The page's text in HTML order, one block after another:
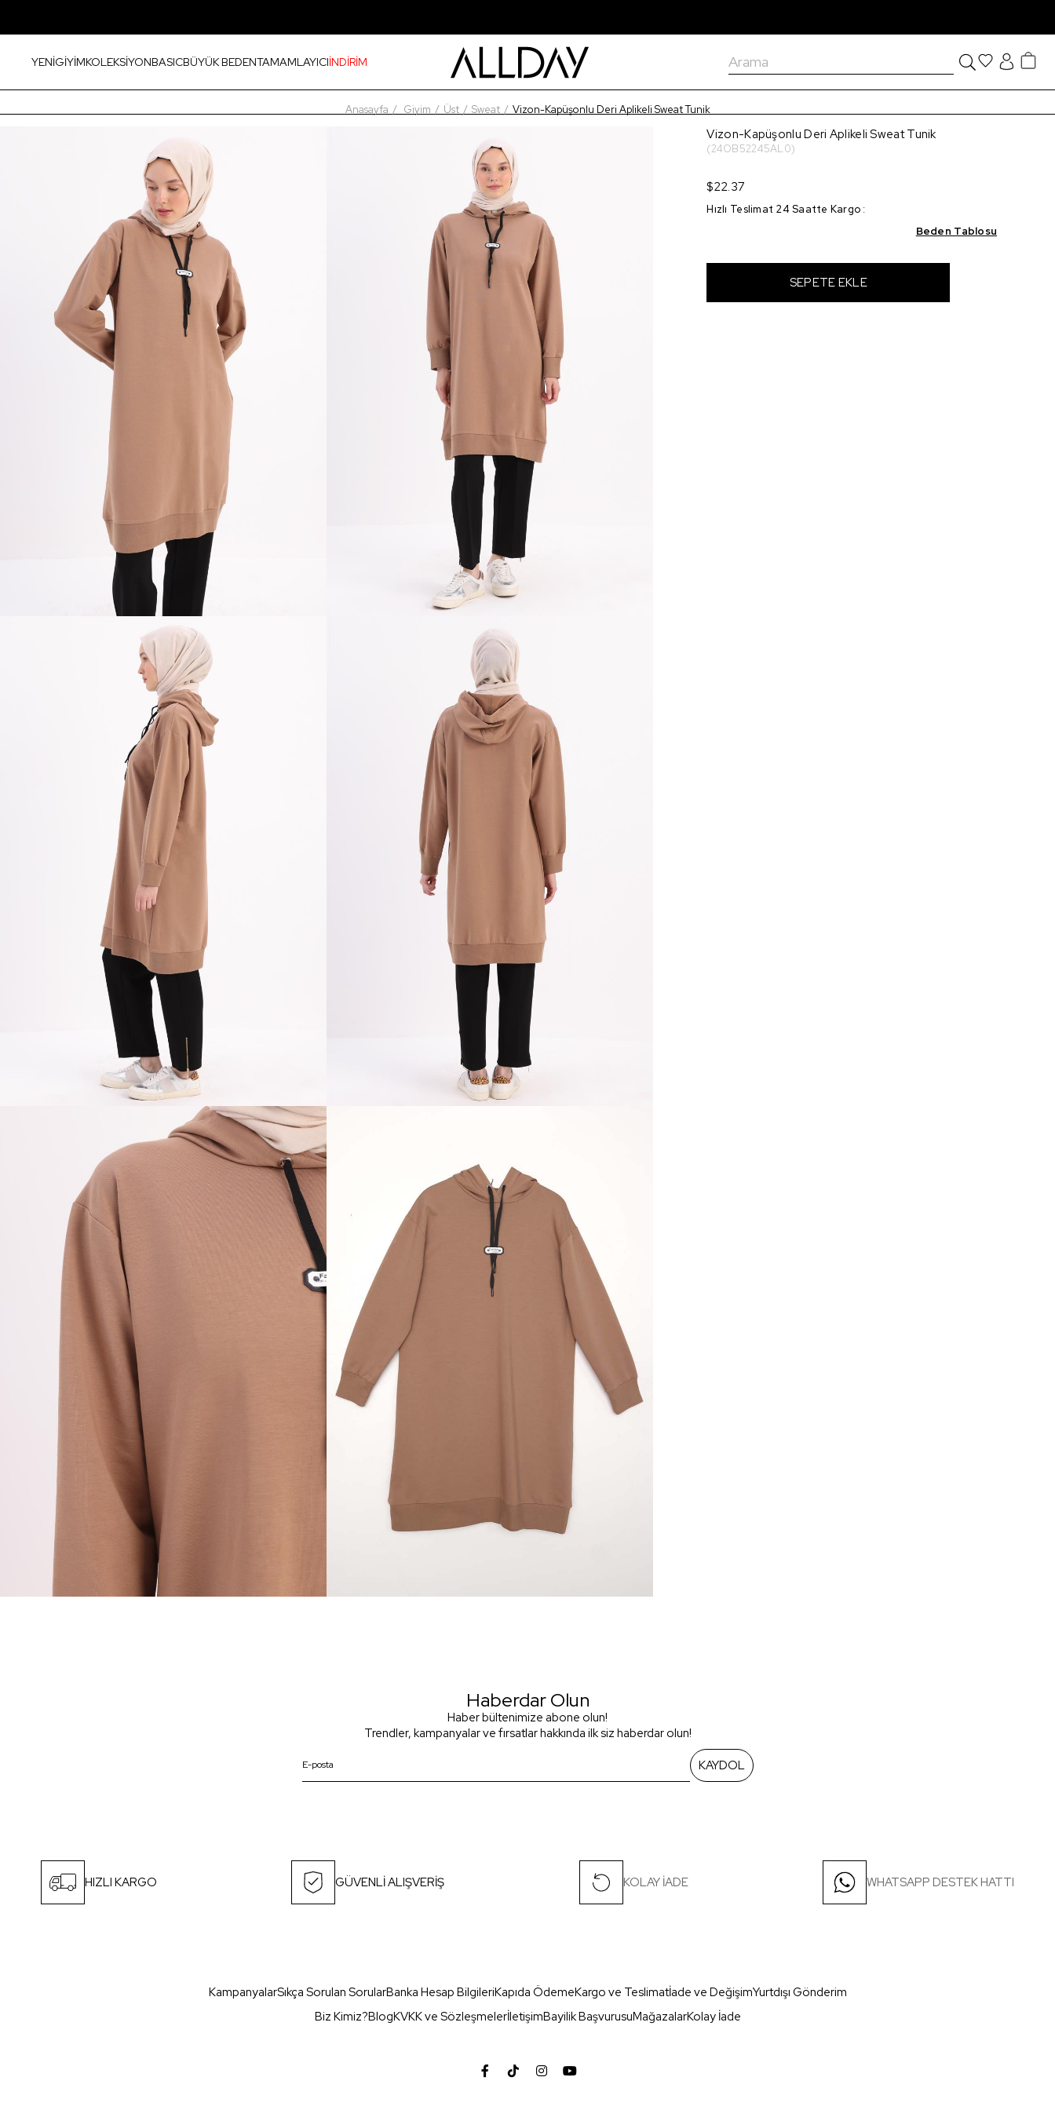
YENİGİYİMKOLEKSİYONBASICBÜYÜK BEDENTAMAMLAYICIİNDİRİM
Anasayfa Giyim Üst Sweat Vizon-Kapüşonlu Deri Aplikeli Sweat Tunik
Vizon-Kapüşonlu Deri Aplikeli Sweat Tunik
(24OB52245AL0)
$22.37
Hızlı Teslimat 24 Saatte Kargo :
Beden Tablosu
Haberdar Olun
Haber bültenimize abone olun!
Trendler, kampanyalar ve fırsatlar hakkında ilk siz haberdar olun!
KAYDOL
HIZLI KARGO GÜVENLİ ALIŞVERİŞ KOLAY İADE WHATSAPP DESTEK HATTI
KampanyalarSıkça Sorulan SorularBanka Hesap BilgileriKapıda ÖdemeKargo ve Teslimatİade ve DeğişimYurtdışı Gönderim
Biz Kimiz?BlogKVKK ve SözleşmelerİletişimBayilik BaşvurusuMağazalarKolay İade